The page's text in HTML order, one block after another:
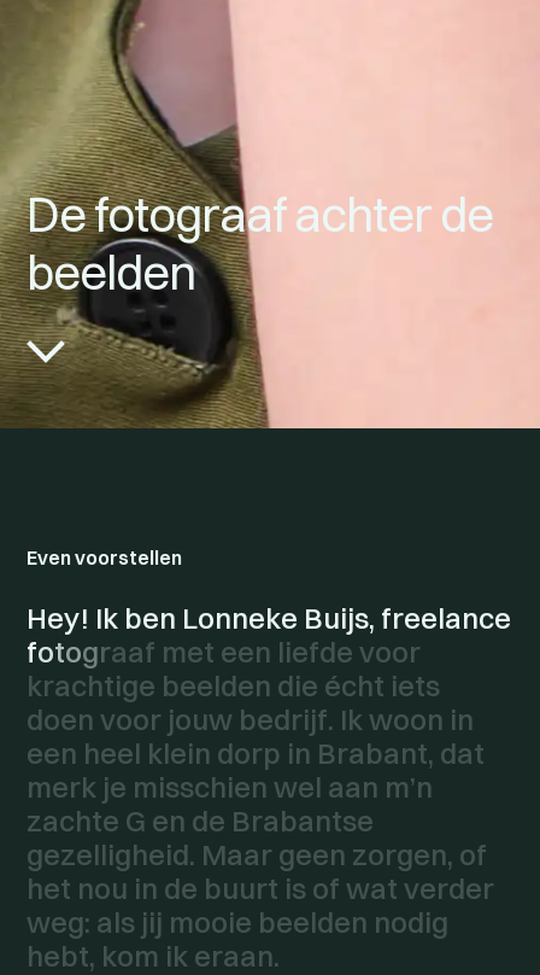
De fotograaf achter de
beelden
Even voorstellen
Hey! Ik ben Lonneke Buijs, freelance
fotograaf met een liefde voor
krachtige beelden die écht iets
doen voor jouw bedrijf. Ik woon in
een heel klein dorp in Brabant, dat
merk je misschien wel aan m’n
zachte G en de Brabantse
gezelligheid. Maar geen zorgen, of
het nou in de buurt is of wat verder
weg: als jij mooie beelden nodig
hebt, kom ik eraan.